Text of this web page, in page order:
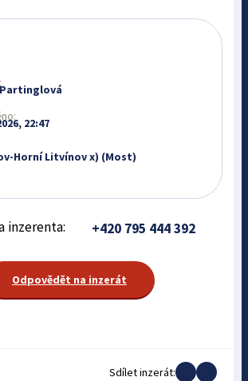
22:47
Horní Litvínov x) (Most)
inzerenta: +420 795 444 392
Odpovědět na inzerát
Sdílet inzerát: